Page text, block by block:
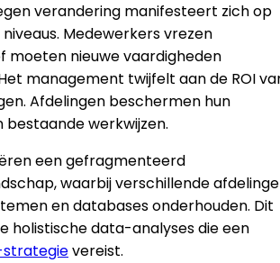
verandering manifesteert zich op
Medewerkers vrezen
moeten nieuwe vaardigheden
management twijfelt aan de ROI
Afdelingen beschermen hun
bestaande werkwijzen.
een gefragmenteerd
waarbij verschillende
en databases onderhouden. Dit
holistische data-analyses die een
vereist.